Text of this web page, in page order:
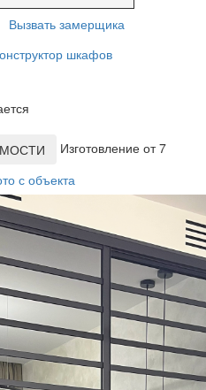
Вызвать замерщика
шкафов
Изготовление от 7
с объекта